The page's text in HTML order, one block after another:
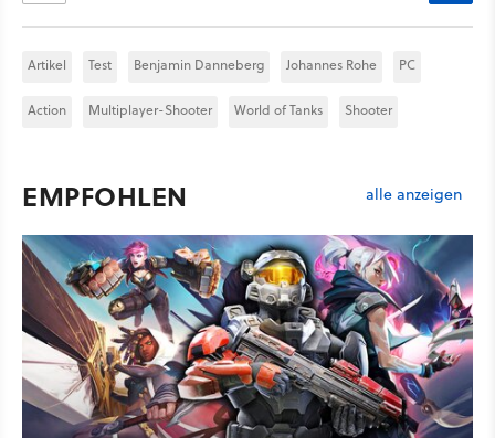
Artikel Test Benjamin Danneberg Johannes Rohe PC
Action Multiplayer-Shooter World of Tanks Shooter
EMPFOHLEN alle anzeigen